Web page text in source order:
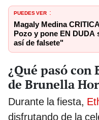
PUEDES VER :
Magaly Medina
Pozo y pone EN
así de falsete"
¿Qué pasó
de Brunella
Durante la fiesta,
disfrutando de la